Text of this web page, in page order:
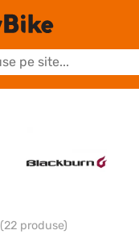
(22 produse)